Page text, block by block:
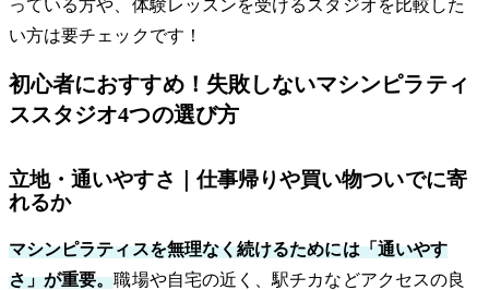
っている方や、体験レッスンを受けるスタジオを比較した
い方は要チェックです！
初心者におすすめ！失敗しないマシンピラティ
ススタジオ4つの選び方
立地・通いやすさ｜仕事帰りや買い物ついでに寄
れるか
マシンピラティスを無理なく続けるためには「通いやす
さ」が重要。職場や自宅の近く、駅チカなどアクセスの良